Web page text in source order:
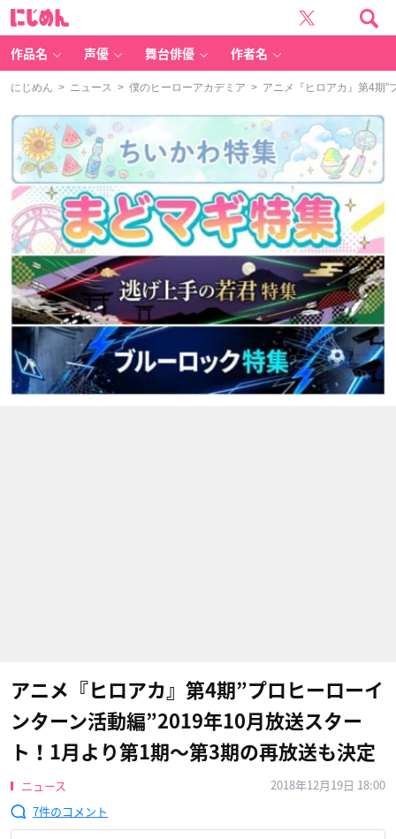
作品名 声優 舞台俳優 作者名
にじめん > ニュース > 僕のヒーローアカデミア > アニメ『ヒロアカ』第4期”
アニメ『ヒロアカ』第4期”プロヒーローイ
ンターン活動編”2019年10月放送スター
ト！1月より第1期〜第3期の再放送も決定
ニュース
2018年12月19日 18:00
7